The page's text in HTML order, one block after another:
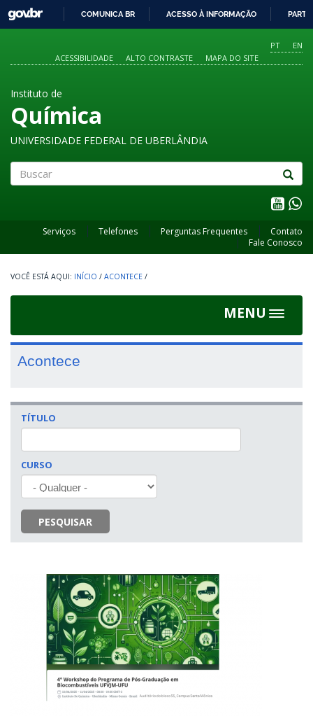
O
CONTEÚDO
GOVBR
COMUNICA BR ACESSO À INFORMAÇÃO
PT
EN
ACESSIBILIDADE
ALTO CONTRASTE MAPA DO SITE
Instituto de
Química
UNIVERSIDADE FEDERAL DE UBERLÂNDIA
Serviços Telefones Perguntas Frequentes
Contato
Fale Conosco
INÍCIO / ACONTECE /
MENU
Toggle
Acontece
TÍTULO
CURSO
PESQUISAR